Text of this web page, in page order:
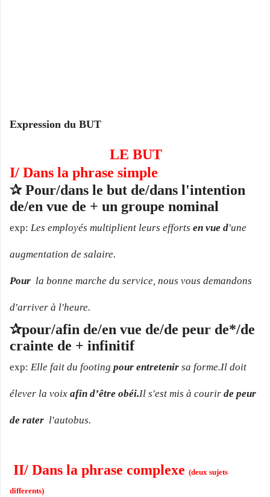
Expression du BUT
LE BUT
I/ Dans la phrase simple
✰Pour/dans le but de/dans l'intention
de/en vue de + un groupe nominal
exp: Les employés multiplient leurs efforts en vue d'une
augmentation de salaire.
Pour la bonne marche du service, nous vous demandons
d'arriver à l'heure.
✰pour/afin de/en vue de/de peur de*/de
crainte de + infinitif
exp: Elle fait du footing pour entretenir sa forme.Il doit
élever la voix afin d’être obéi.Il s'est mis à courir de peur
de rater l'autobus.
II/ Dans la phrase complexe (deux sujets
differents)